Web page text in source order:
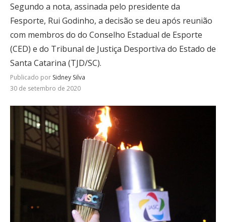
Segundo a nota, assinada pelo presidente da
Fesporte, Rui Godinho, a decisão se deu após reunião
com membros do do Conselho Estadual de Esporte
(CED) e do Tribunal de Justiça Desportiva do Estado de
Santa Catarina (TJD/SC).
Publicado por Sidney Silva
30 de setembro de 2020